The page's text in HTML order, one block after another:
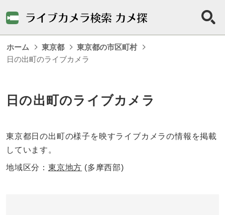
ホーム 東京都
東京都の市区町村
日の出町のライブカメラ
日の出町のライブカメラ
東京都日の出町の様子を映すライブカメラの情報を掲載
しています。
地域区分： 東京地方 (多摩西部)